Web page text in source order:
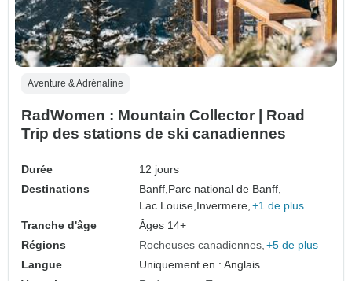
Aventure & Adrénaline
RadWomen : Mountain Collector | Road
Trip des stations de ski canadiennes
Durée
12 jours
Destinations
Banff, Parc national de Banff,
Lac Louise, Invermere, +1 de plus
Tranche d'âge
Âges 14+
Régions
Rocheuses canadiennes +5 de plus
Langue
Uniquement en : Anglais